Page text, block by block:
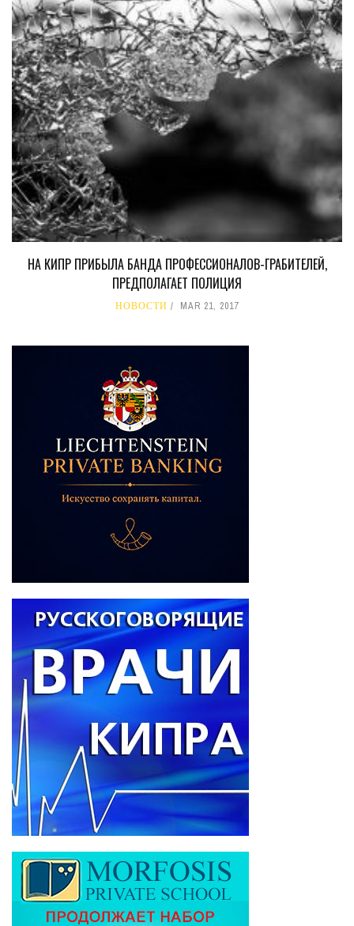
НА КИПР ПРИБЫЛА БАНДА ПРОФЕССИОНАЛОВ-ГРАБИТЕЛЕЙ,
ПРЕДПОЛАГАЕТ ПОЛИЦИЯ
НОВОСТИ MAR 21, 2017